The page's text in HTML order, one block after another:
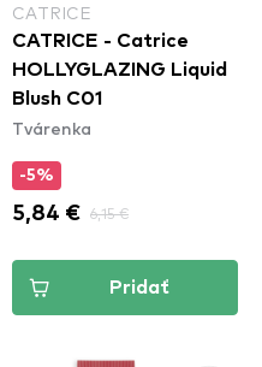
CATRICE
CATRICE - Catrice
HOLLYGLAZING Liquid
Blush C01
Tvárenka
-5%
5,84 € 6,15 €
Pridať